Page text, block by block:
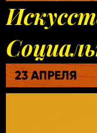
23 АПРЕЛЯ